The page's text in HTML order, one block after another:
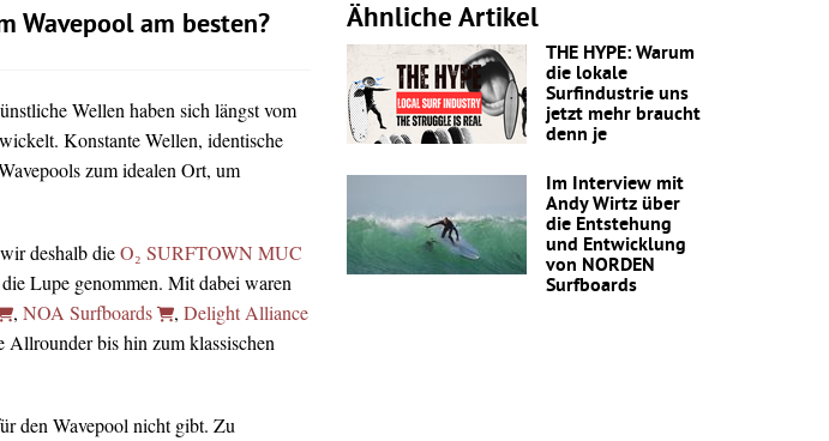
Wavepool am besten?
Wellen haben sich längst vom
Konstante Wellen, identische
zum idealen Ort, um
deshalb dieO₂ SURFTOWN MUC
Lupe genommen. Mit dabei waren
, NOA Surfboards , Delight Alliance
bis hin zum klassischen
den Wavepool nicht gibt. Zu
Ähnliche Artikel
THE HYPE: Warum
die lokale
Surfindustrie uns
jetzt mehr braucht
denn je
Im Interview mit
Andy Wirtz über
die Entstehung
und Entwicklung
von NORDEN
Surfboards